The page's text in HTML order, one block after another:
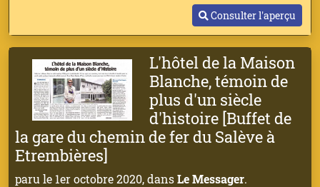
Consulter l'aperçu
L'hôtel de la Maison
Blanche, témoin de
plus d'un siècle
d'histoire [Buffet de
la gare du chemin de fer du Salève à
Etrembières]
paru le 1er octobre 2020, dansLe Messager.